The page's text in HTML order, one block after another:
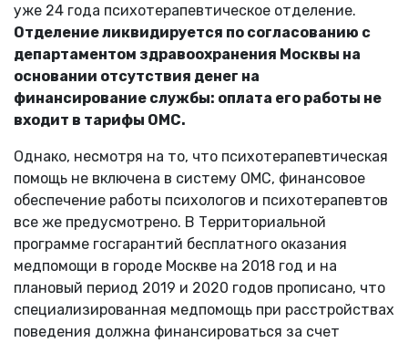
уже 24 года психотерапевтическое отделение.
Отделение ликвидируется по согласованию с
департаментом здравоохранения Москвы на
основании отсутствия денег на
финансирование службы: оплата его работы не
входит в тарифы ОМС.
Однако, несмотря на то, что психотерапевтическая
помощь не включена в систему ОМС, финансовое
обеспечение работы психологов и психотерапевтов
все же предусмотрено. В Территориальной
программе госгарантий бесплатного оказания
медпомощи в городе Москве на 2018 год и на
плановый период 2019 и 2020 годов прописано, что
специализированная медпомощь при расстройствах
поведения должна финансироваться за счет